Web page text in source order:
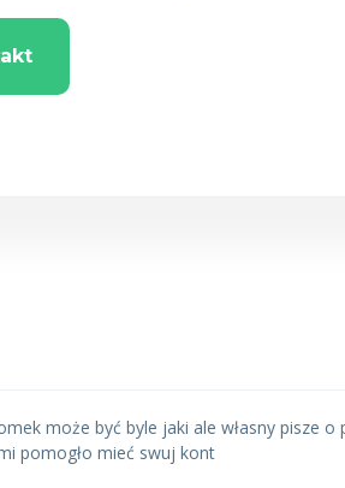
może być byle jaki ale własny pisze o
pomogło mieć swuj kont